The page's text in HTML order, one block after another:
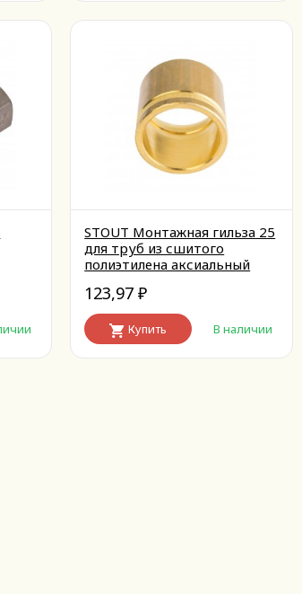
STOUT Монтажная гильза 25
для труб из сшитого
полиэтилена аксиальный
123,97₽
Купить В наличии